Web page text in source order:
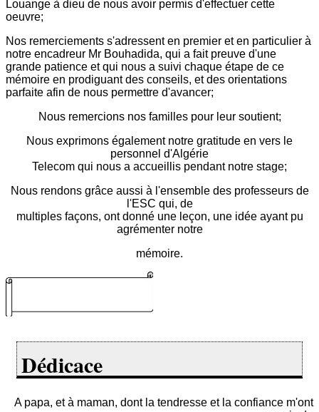
Louange à dieu de nous avoir permis d'effectuer cette
oeuvre;
Nos remerciements s'adressent en premier et en particulier à
notre encadreur Mr Bouhadida, qui a fait preuve d'une
grande patience et qui nous a suivi chaque étape de ce
mémoire en prodiguant des conseils, et des orientations
parfaite afin de nous permettre d'avancer;
Nous remercions nos familles pour leur soutient;
Nous exprimons également notre gratitude en vers le
personnel d'Algérie
Telecom qui nous a accueillis pendant notre stage;
Nous rendons grâce aussi à l'ensemble des professeurs de
l'ESC qui, de
multiples façons, ont donné une leçon, une idée ayant pu
agrémenter notre
mémoire.
Dédicace
A papa, et à maman, dont la tendresse et la confiance m'ont